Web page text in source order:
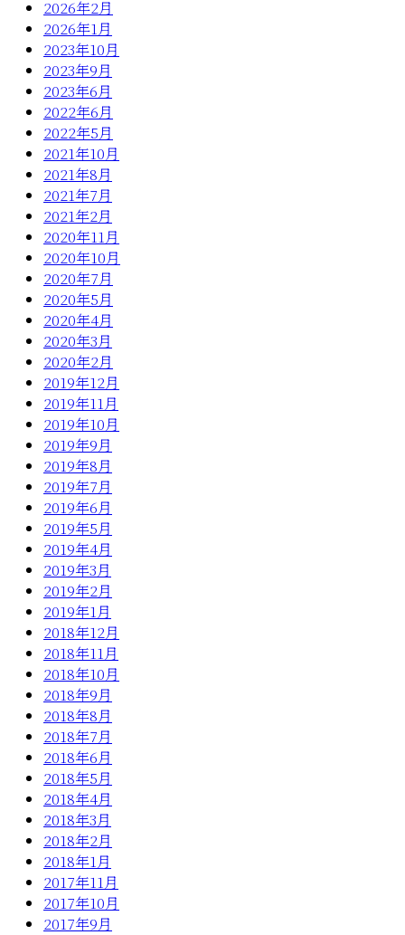
2026年2月
2026年1月
2023年10月
2023年9月
2023年6月
2022年6月
2022年5月
2021年10月
2021年8月
2021年7月
2021年2月
2020年11月
2020年10月
2020年7月
2020年5月
2020年4月
2020年3月
2020年2月
2019年12月
2019年11月
2019年10月
2019年9月
2019年8月
2019年7月
2019年6月
2019年5月
2019年4月
2019年3月
2019年2月
2019年1月
2018年12月
2018年11月
2018年10月
2018年9月
2018年8月
2018年7月
2018年6月
2018年5月
2018年4月
2018年3月
2018年2月
2018年1月
2017年11月
2017年10月
2017年9月